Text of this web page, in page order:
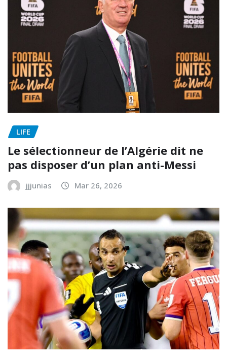
LIFE
Le sélectionneur de l’Algérie dit ne
pas disposer d’un plan anti-Messi
jjjunias Mar 26, 2026